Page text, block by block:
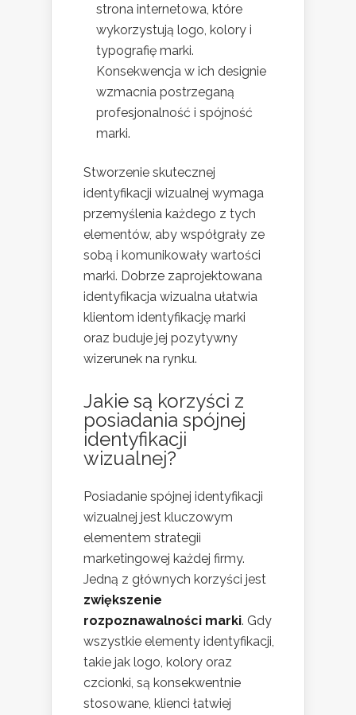
strona internetowa, które
wykorzystują logo, kolory i
typografię marki.
Konsekwencja w ich designie
wzmacnia postrzeganą
profesjonalność i spójność
marki.
Stworzenie skutecznej
identyfikacji wizualnej wymaga
przemyślenia każdego z tych
elementów, aby współgrały ze
sobą i komunikowały wartości
marki. Dobrze zaprojektowana
identyfikacja wizualna ułatwia
klientom identyfikację marki
oraz buduje jej pozytywny
wizerunek na rynku.
Jakie są korzyści z
posiadania spójnej
identyfikacji
wizualnej?
Posiadanie spójnej identyfikacji
wizualnej jest kluczowym
elementem strategii
marketingowej każdej firmy.
Jedną z głównych korzyści jest
zwiększenie
rozpoznawalności marki. Gdy
wszystkie elementy identyfikacji,
takie jak logo, kolory oraz
czcionki, są konsekwentnie
stosowane, klienci łatwiej